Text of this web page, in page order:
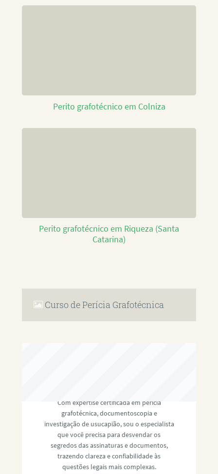
Perito grafotécnico em Colniza
Perito grafotécnico em Riqueza (Santa
Catarina)
Curso de Perícia Grafotécnica
Com expertise certificada em perícia
grafotécnica, documentoscopia e
investigação de usucapião, sou o especialista
que você precisa para desvendar os
segredos das assinaturas e documentos,
trazendo clareza e confiabilidade às
questões legais mais complexas.